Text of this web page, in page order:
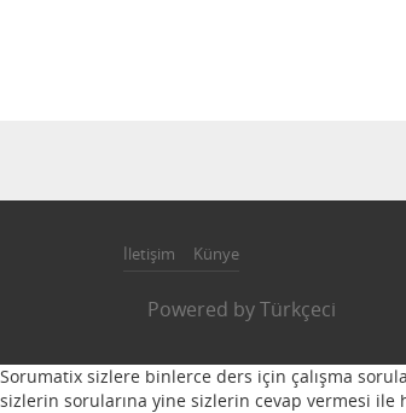
İletişim Künye
Powered byTürkçeci
Sorumatix sizlere binlerce ders için çalışma
sizlerin sorularına yine sizlerin cevap vermesi ile